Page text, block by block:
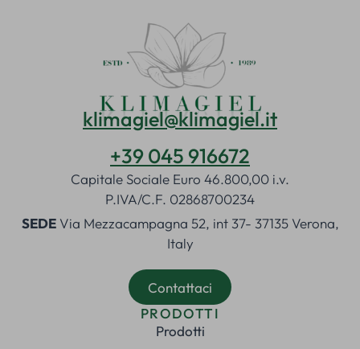
klimagiel@klimagiel.it
+39 045 916672
Capitale Sociale Euro 46.800,00 i.v.
P.IVA/C.F. 02868700234
SEDEVia Mezzacampagna 52, int 37- 37135 Verona,
Italy
Contattaci
PRODOTTI
Prodotti